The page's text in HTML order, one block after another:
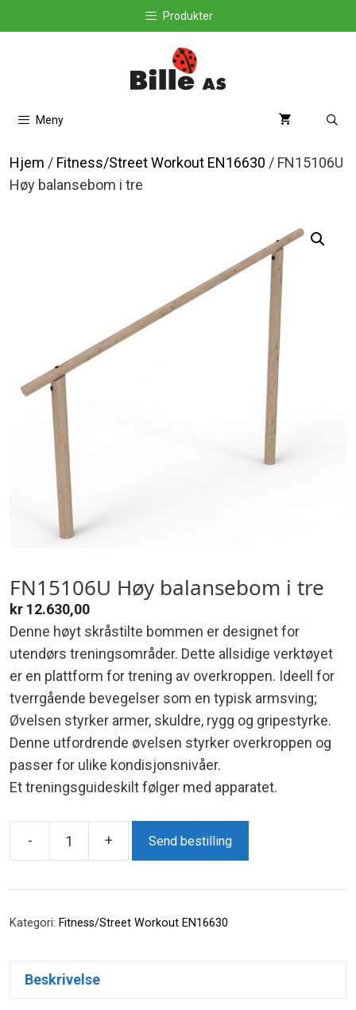
til
Produkter
Meny
Hjem / Fitness/Street Workout EN16630 / FN15106U
Høy balansebom i tre
FN15106U Høy balansebom i tre
kr 12.630,00
Denne høyt skråstilte bommen er designet for
utendørs treningsområder. Dette allsidige verktøyet
er en plattform for trening av overkroppen. Ideell for
tverrgående bevegelser som en typisk armsving;
Øvelsen styrker armer, skuldre, rygg og gripestyrke.
Denne utfordrende øvelsen styrker overkroppen og
passer for ulike kondisjonsnivåer.
Et treningsguideskilt følger med apparatet.
-
FN15106U
balansebom
i
+ Send bestilling
Kategori: Fitness/Street Workout EN16630
Beskrivelse